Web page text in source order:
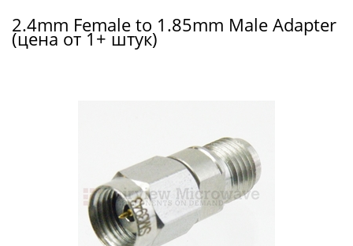
2.4mm Female to 1.85mm Male Adapter
(цена от 1+ штук)